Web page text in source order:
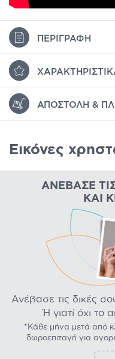
ΠΕΡΙΓΡΑΦΉ
ΑΠΟΣΤΟΛΉ &
Εικόνες
ΑΝΈΒΑΣΕ
ΚΑΙ
Ανέβασε τις δικές
Ή γιατί όχι το
*Κάθε μήνα μετά από
δωροεπιταγή για